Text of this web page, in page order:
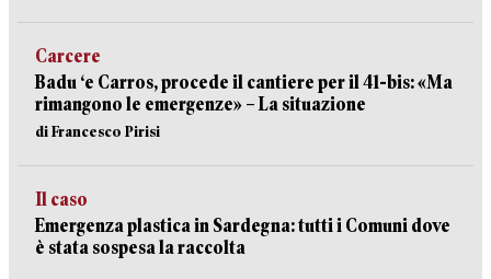
Carcere
Badu ‘e Carros, procede il cantiere per il 41-bis: «Ma
rimangono le emergenze» – La situazione
di Francesco Pirisi
Il caso
Emergenza plastica in Sardegna: tutti i Comuni dove
è stata sospesa la raccolta